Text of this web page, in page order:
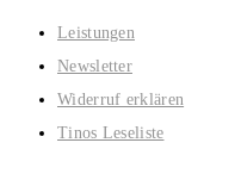
Zum
Inhalt
springen
Leistungen
Newsletter
Widerruf erklären
Tinos Leseliste